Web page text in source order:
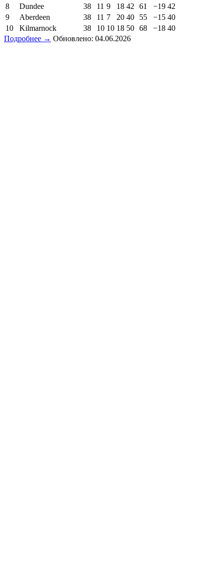
8
Dundee 38 11 9 18 42 61 −19 42
9
Aberdeen 38 11 7 20 40 55 −15 40
10
Kilmarnock 38 10 10 18 50 68 −18 40
Подробнее → Обновлено: 04.06.2026